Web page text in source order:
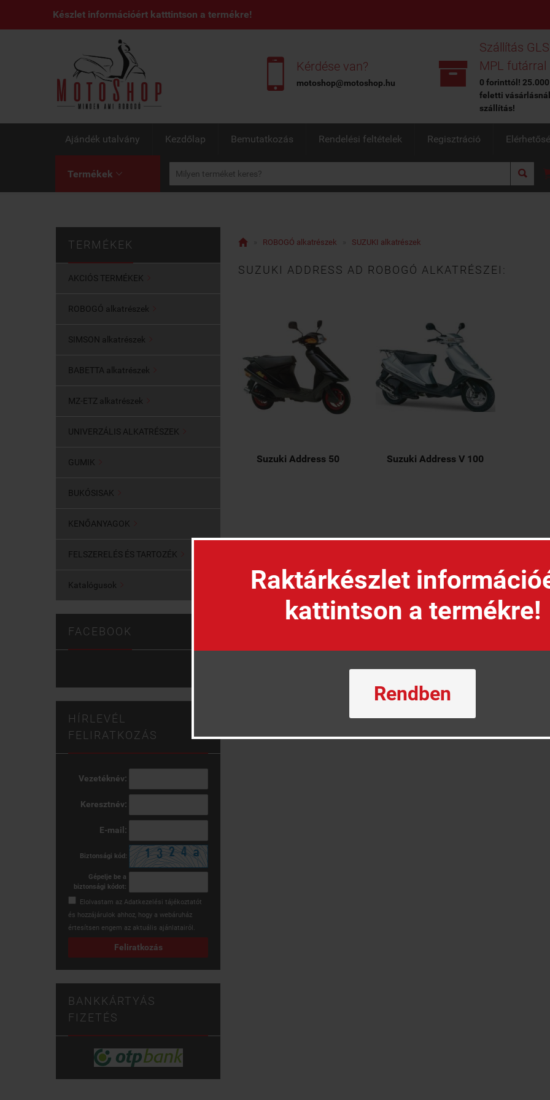
Raktárkészlet
kattintson a termékre!
Rendben
Készlet információért katttintson a termékre!
 Kérdése van?
motoshop@motoshop.hu 
Szállítás
MPL futárral
0 forinttól!
feletti
szállítás!
Ajándék utalvány Kezdőlap Bemutatkozás Rendelési feltételek Regisztráció
Termékek  
TERMÉKEK
AKCIÓS TERMÉKEK
ROBOGÓ alkatrészek
SIMSON alkatrészek
BABETTA alkatrészek
MZ-ETZ alkatrészek
UNIVERZÁLIS ALKATRÉSZEK
GUMIK
BUKÓSISAK
KENŐANYAGOK
FELSZERELÉS ÉS TARTOZÉK
Katalógusok
FACEBOOK
HÍRLEVÉL
FELIRATKOZÁS
Vezetéknév:
Keresztnév:
E-mail:
Biztonsági kód:
Gépelje be a
biztonsági kódot:
Elolvastam az Adatkezelési tájékoztatót
és hozzájárulok ahhoz, hogy a webáruház
értesítsen engem az aktuális ajánlatairól.
Feliratkozás
BANKKÁRTYÁS
FIZETÉS
 ROBOGÓ alkatrészek SUZUKI alkatrészek
SUZUKI ADDRESS AD ROBOGÓ ALKATRÉSZEI:
Suzuki Address 50 Suzuki Address V 100